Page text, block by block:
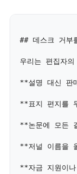
## 데스크 거부
우리는 편집자
**설명 대신 판
**표지 편지를
**논문에 모든
**저널 이름을
**자금 지원이